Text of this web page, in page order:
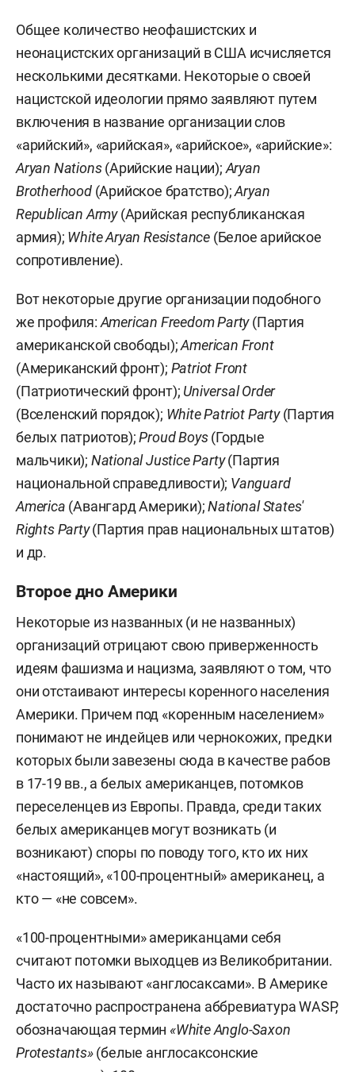
Общее количество неофашистских и
неонацистских организаций в США исчисляется
несколькими десятками. Некоторые о своей
нацистской идеологии прямо заявляют путем
включения в название организации слов
«арийский», «арийская», «арийское», «арийские»:
Aryan Nations(Арийские нации); Aryan
Brotherhood(Арийское братство);Aryan
Republican Army(Арийская республиканская
армия); White Aryan Resistance (Белое арийское
сопротивление).
Вот некоторые другие организации подобного
же профиля: American Freedom Party(Партия
американской свободы);American Front
(Американский фронт); Patriot Front
(Патриотический фронт); Universal Order
(Вселенский порядок); White Patriot Party(Партия
белых патриотов);Proud Boys(Гордые
мальчики); National Justice Party(Партия
национальной справедливости); Vanguard
America (Авангард Америки);National States'
Rights Party(Партия прав национальных штатов)
и др.
Второе дно Америки
Некоторые из названных (и не названных)
организаций отрицают свою приверженность
идеям фашизма и нацизма, заявляют о том, что
они отстаивают интересы коренного населения
Америки. Причем под «коренным населением»
понимают не индейцев или чернокожих, предки
которых были завезены сюда в качестве рабов
в 17-19 вв., а белых американцев, потомков
переселенцев из Европы. Правда, среди таких
белых американцев могут возникать (и
возникают) споры по поводу того, кто их них
«настоящий», «100-процентный» американец, а
кто — «не совсем».
«100-процентными» американцами себя
считают потомки выходцев из Великобритании.
Часто их называют «англосаксами». В Америке
достаточно распространена аббревиатура WASP,
обозначающая термин «White Anglo-Saxon
Protestants»(белые англосаксонские